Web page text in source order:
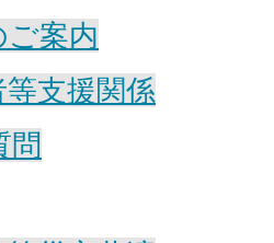
ご案内
支援関係
問